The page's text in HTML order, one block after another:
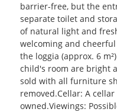
barrier-free, but the
separate toilet and
of natural light and
welcoming and
the loggia (approx. 6
child's room are bright
sold with all furniture
removed.Cellar: A
owned.Viewings: